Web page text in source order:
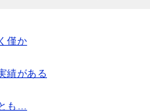
僅か
績がある
も…